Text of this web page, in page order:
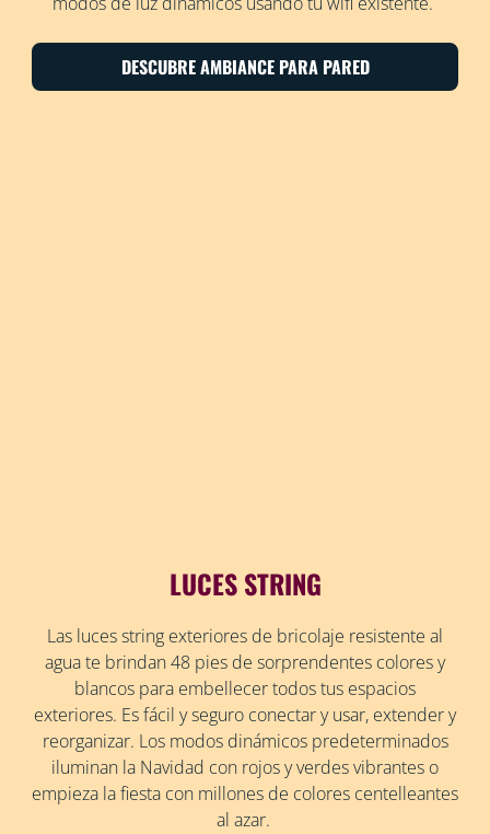
DESCUBRE AMBIANCE PARA PARED
LUCES STRING
Las luces string exteriores de bricolaje resistente al
agua te brindan 48 pies de sorprendentes colores y
blancos para embellecer todos tus espacios
exteriores. Es fácil y seguro conectar y usar, extender y
reorganizar. Los modos dinámicos predeterminados
iluminan la Navidad con rojos y verdes vibrantes o
empieza la fiesta con millones de colores centelleantes
al azar.